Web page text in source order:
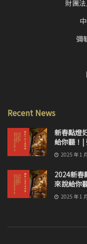
財團
彌
Recent News
新春點燈
給你聽！|
2025 年 1
2024新春
來說給你
2025 年 1